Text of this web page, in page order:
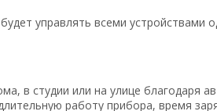
управлять всеми устройствами
в студии или на улице благодаря
работу прибора, время